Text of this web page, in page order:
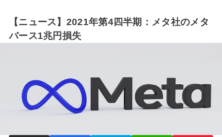
【ニュース】2021年第4四半期：メタ社のメタ
バース1兆円損失